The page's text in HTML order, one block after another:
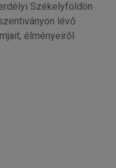
Székelyföldön
lévő
élményeiről